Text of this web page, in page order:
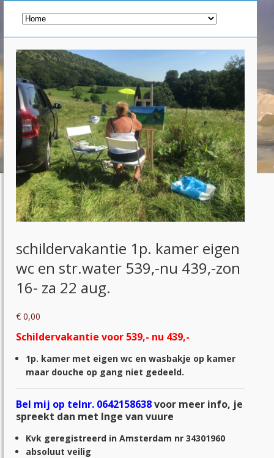
schildervakantie 1p. kamer eigen
wc en str.water 539,-nu 439,-zon
16- za 22 aug.
€ 0,00
Schildervakantie voor 539,- nu 439,-
1p. kamer met eigen wc en wasbakje op kamer
maar douche op gang niet gedeeld.
Bel mij op telnr. 0642158638voor meer info, je
spreekt dan met Inge van vuure
Kvk geregistreerd in Amsterdam nr 34301960
absoluut veilig